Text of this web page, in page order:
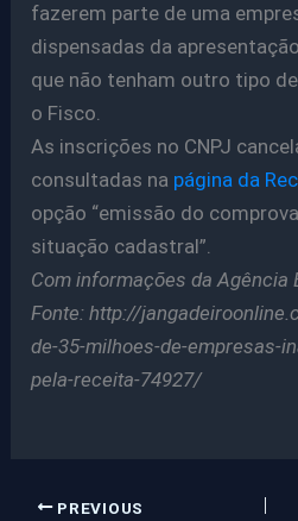
fazerem parte de uma
dispensadas da
que não tenham outro tipo
o Fisco.
As inscrições no CNPJ
consultadas na página da
opção “emissão do
situação cadastral”.
Com informações da Agência
Fonte: http://
de-35-milhoes-de-empresas-
pela-receita-74927/
PREVIOUS